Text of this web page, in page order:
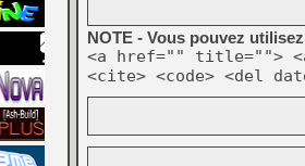
NOTE - Vous pouvez
<a href="" title="">
<cite> <code> <del